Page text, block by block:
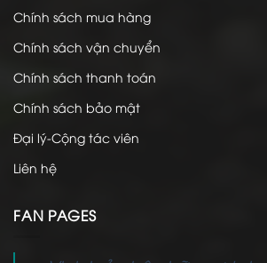
CHÍNH SÁCH
Chính sách mua hàng
Chính sách thanh toán
Chính sách bảo mật